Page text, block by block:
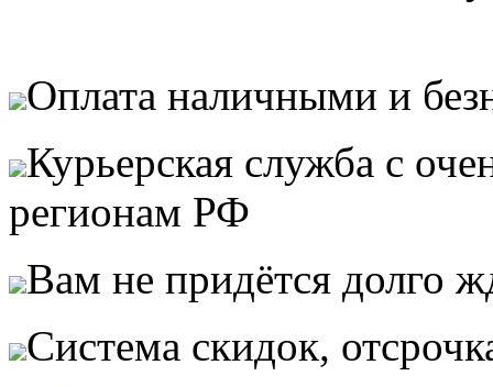
Оплата наличными и
Курьерская служба с
регионам РФ
Вам не придётся долго
Система скидок,